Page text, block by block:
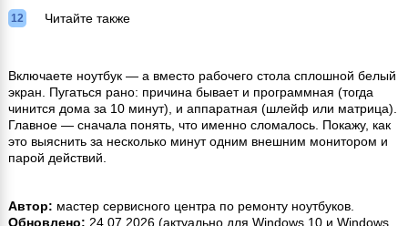
Читайте также
Включаете ноутбук — а вместо рабочего стола сплошной белый
экран. Пугаться рано: причина бывает и программная (тогда
чинится дома за 10 минут), и аппаратная (шлейф или матрица).
Главное — сначала понять, что именно сломалось. Покажу, как
это выяснить за несколько минут одним внешним монитором и
парой действий.
Автор: мастер сервисного центра по ремонту ноутбуков.
Обновлено: 24.07.2026 (актуально для Windows 10 и Windows